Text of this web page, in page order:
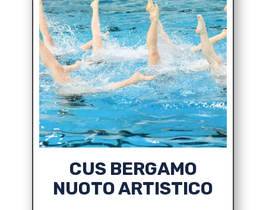
CUS BERGAMO
NUOTO ARTISTICO